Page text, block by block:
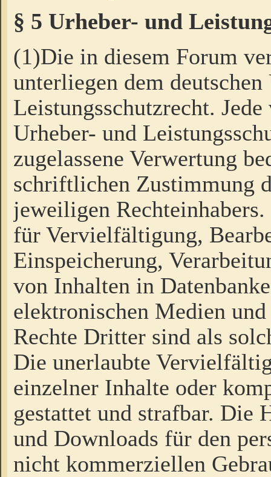
§ 5 Urheber- und
(1)Die in diesem Forum
unterliegen dem
Leistungsschutzrecht.
Urheber- und
zugelassene Verwertung
schriftlichen Zustimmung
jeweiligen
für Vervielfältigung,
Einspeicherung,
von Inhalten in
elektronischen Medien
Rechte Dritter sind als
Die unerlaubte
einzelner Inhalte oder
gestattet und strafbar. Die
und Downloads für den
nicht kommerziellen